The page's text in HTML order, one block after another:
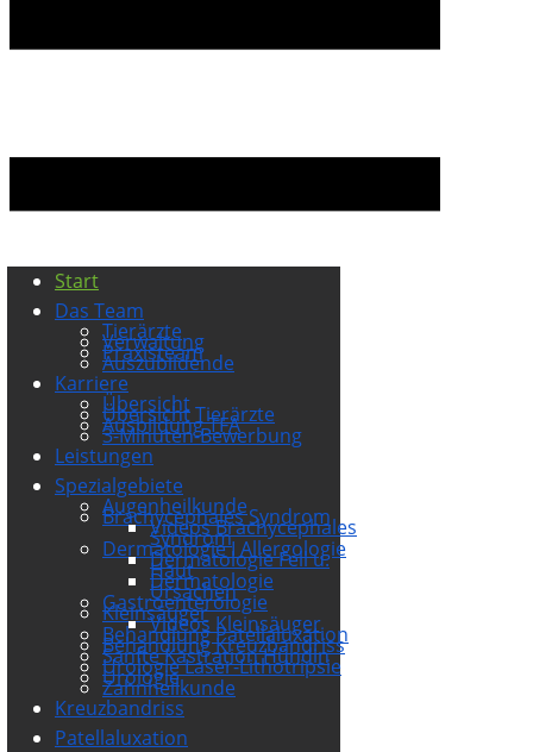
Start
Das Team
Tierärzte
Verwaltung
Praxisteam
Auszubildende
Karriere
Übersicht
Übersicht Tierärzte
Ausbildung TFA
3-Minuten-Bewerbung
Leistungen
Spezialgebiete
Augenheilkunde
Brachycephales Syndrom
Videos Brachycephales
Syndrom
Dermatologie I Allergologie
Dermatologie Fell u.
Haut
Dermatologie
Ursachen
Gastroenterologie
Kleinsäuger
Videos Kleinsäuger
Behandlung Patellaluxation
Behandlung Kreuzbandriss
Sanfte Kastration Hündin
Urologie Laser-Lithotripsie
Urologie
Zahnheilkunde
Kreuzbandriss
Patellaluxation